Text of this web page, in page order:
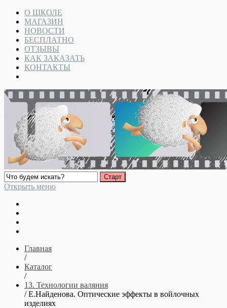
О ШКОЛЕ
МАГАЗИН
НОВОСТИ
БЕСПЛАТНО
ОТЗЫВЫ
КАК ЗАКАЗАТЬ
КОНТАКТЫ
Открыть меню
Главная
/
Каталог
/
13. Технологии валяния
/ Е.Найденова. Оптические эффекты в войлочных
изделиях